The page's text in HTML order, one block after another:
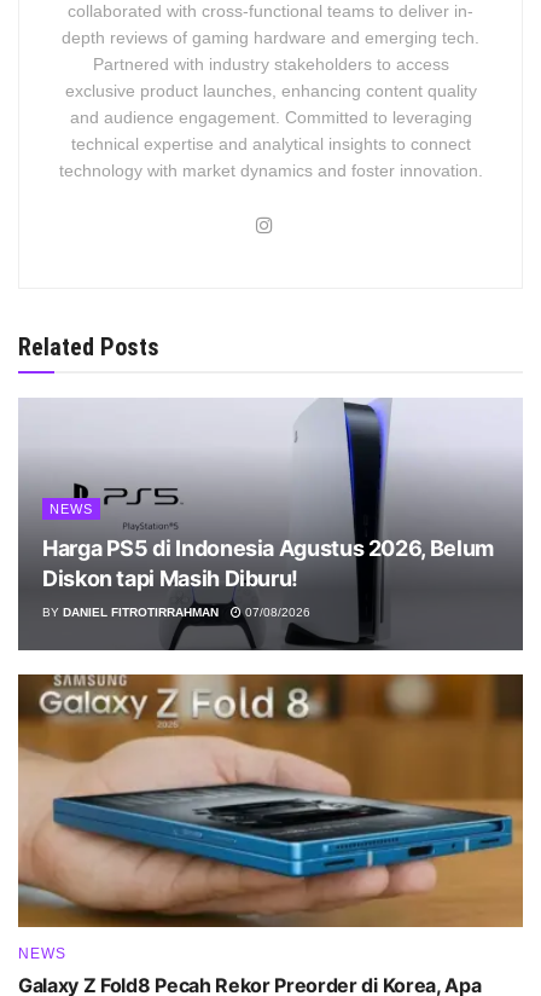
collaborated with cross-functional teams to deliver in-
depth reviews of gaming hardware and emerging tech.
Partnered with industry stakeholders to access
exclusive product launches, enhancing content quality
and audience engagement. Committed to leveraging
technical expertise and analytical insights to connect
technology with market dynamics and foster innovation.
Related Posts
NEWS
Harga PS5 di Indonesia Agustus 2026, Belum
Diskon tapi Masih Diburu!
BY DANIEL FITROTIRRAHMAN 07/08/2026
NEWS
Galaxy Z Fold8 Pecah Rekor Preorder di Korea, Apa